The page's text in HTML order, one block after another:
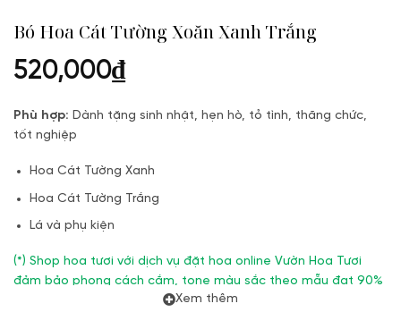
Bó Hoa Cát Tường Xoăn Xanh Trắng
520,000₫
Phù hợp: Dành tặng sinh nhật, hẹn hò, tỏ tình, thăng chức,
tốt nghiệp
Hoa Cát Tường Xanh
Hoa Cát Tường Trắng
Lá và phụ kiện
(*) Shop hoa tươi với dịch vụ đặt hoa online Vườn Hoa Tươi
đảm bảo phong cách cắm, tone màu sắc theo mẫu đạt 90%
Xem thêm